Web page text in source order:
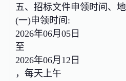
五、招标文件申领时间、
(一)申领时间:
2026年06月05日
至
2026年06月12日
，每天上午